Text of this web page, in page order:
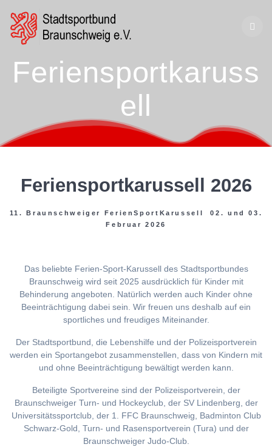
Feriensportkaruss
ell
Feriensportkarussell 2026
11. Braunschweiger FerienSportKarussell 02. und 03.
Februar 2026
Das beliebte Ferien-Sport-Karussell des Stadtsportbundes
Braunschweig wird seit 2025 ausdrücklich für Kinder mit
Behinderung angeboten. Natürlich werden auch Kinder ohne
Beeinträchtigung dabei sein. Wir freuen uns deshalb auf ein
sportliches und freudiges Miteinander.
Der Stadtsportbund, die Lebenshilfe und der Polizeisportverein
werden ein Sportangebot zusammenstellen, dass von Kindern mit
und ohne Beeinträchtigung bewältigt werden kann.
Beteiligte Sportvereine sind der Polizeisportverein, der
Braunschweiger Turn- und Hockeyclub, der SV Lindenberg, der
Universitätssportclub, der 1. FFC Braunschweig, Badminton Club
Schwarz-Gold, Turn- und Rasensportverein (Tura) und der
Braunschweiger Judo-Club.